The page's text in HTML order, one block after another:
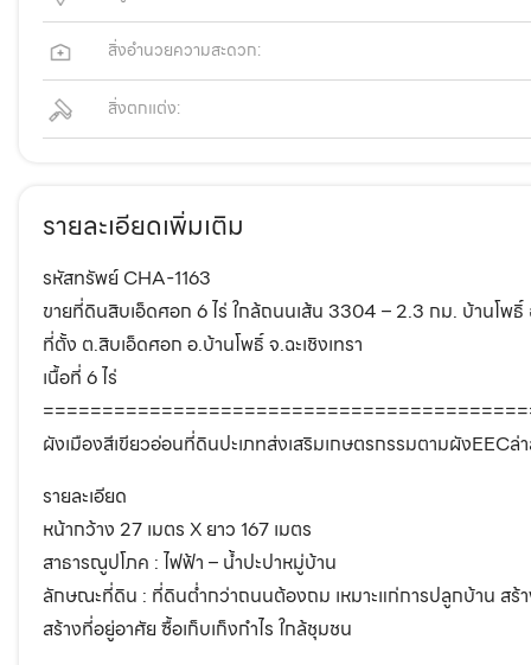
สิ่งอำนวยความสะดวก:
สิ่งตกแต่ง:
รายละเอียดเพิ่มเติม
รหัสทรัพย์ CHA-1163
ขายที่ดินสิบเอ็ดศอก 6 ไร่ ใกล้ถนนเส้น 3304 – 2.3 กม. บ้านโพธิ์
ที่ตั้ง ต.สิบเอ็ดศอก อ.บ้านโพธิ์ จ.ฉะเชิงเทรา
เนื้อที่ 6 ไร่
ผังเมืองสีเขียวอ่อนที่ดินปะเภทส่งเสริมเกษตรกรรมตามผังEECล่
รายละเอียด
หน้ากว้าง 27 เมตร X ยาว 167 เมตร
สาธารณูปโภค : ไฟฟ้า – น้ำปะปาหมู่บ้าน
ลักษณะที่ดิน : ที่ดินต่ำกว่าถนนต้องถม เหมาะแก่การปลูกบ้าน สร้
สร้างที่อยู่อาศัย ซื้อเก็บเก็งกำไร ใกล้ชุมชน